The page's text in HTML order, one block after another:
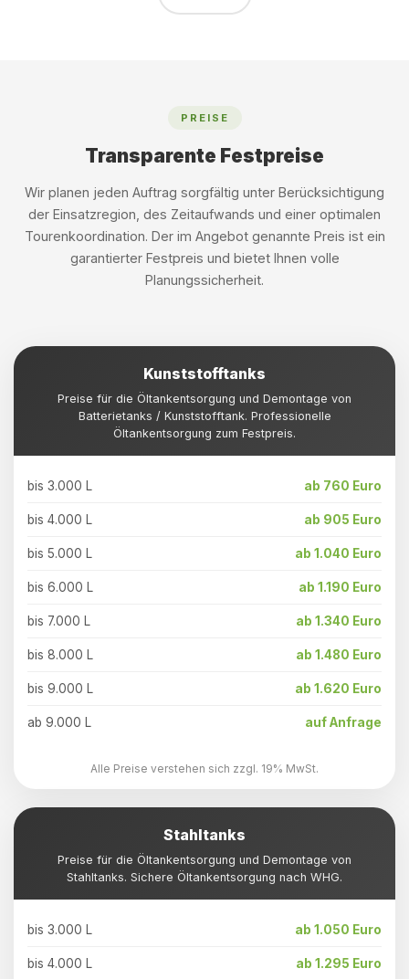
PREISE
Transparente Festpreise
Wir planen jeden Auftrag sorgfältig unter Berücksichtigung
der Einsatzregion, des Zeitaufwands und einer optimalen
Tourenkoordination. Der im Angebot genannte Preis ist ein
garantierter Festpreis und bietet Ihnen volle
Planungssicherheit.
Kunststofftanks
Preise für die Öltankentsorgung und Demontage von
Batterietanks / Kunststofftank. Professionelle
Öltankentsorgung zum Festpreis.
bis 3.000 L ab 760 Euro
bis 4.000 L ab 905 Euro
bis 5.000 L ab 1.040 Euro
bis 6.000 L ab 1.190 Euro
bis 7.000 L ab 1.340 Euro
bis 8.000 L ab 1.480 Euro
bis 9.000 L ab 1.620 Euro
ab 9.000 L auf Anfrage
Alle Preise verstehen sich zzgl. 19% MwSt.
Stahltanks
Preise für die Öltankentsorgung und Demontage von
Stahltanks. Sichere Öltankentsorgung nach WHG.
bis 3.000 L ab 1.050 Euro
bis 4.000 L ab 1.295 Euro